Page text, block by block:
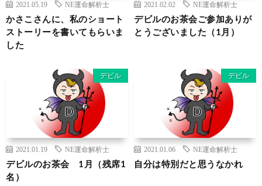
2021.05.19 NE運命解析士
かさこさんに、私のショート
ストーリーを書いてもらいま
した
2021.02.02 NE運命解析士
デビルのお茶会ご参加ありが
とうございました（1月）
デビル
2021.01.19 NE運命解析士
デビルのお茶会 1月（残席1
名）
デビル
2021.01.06 NE運命解析士
自分は特別だと思うなかれ